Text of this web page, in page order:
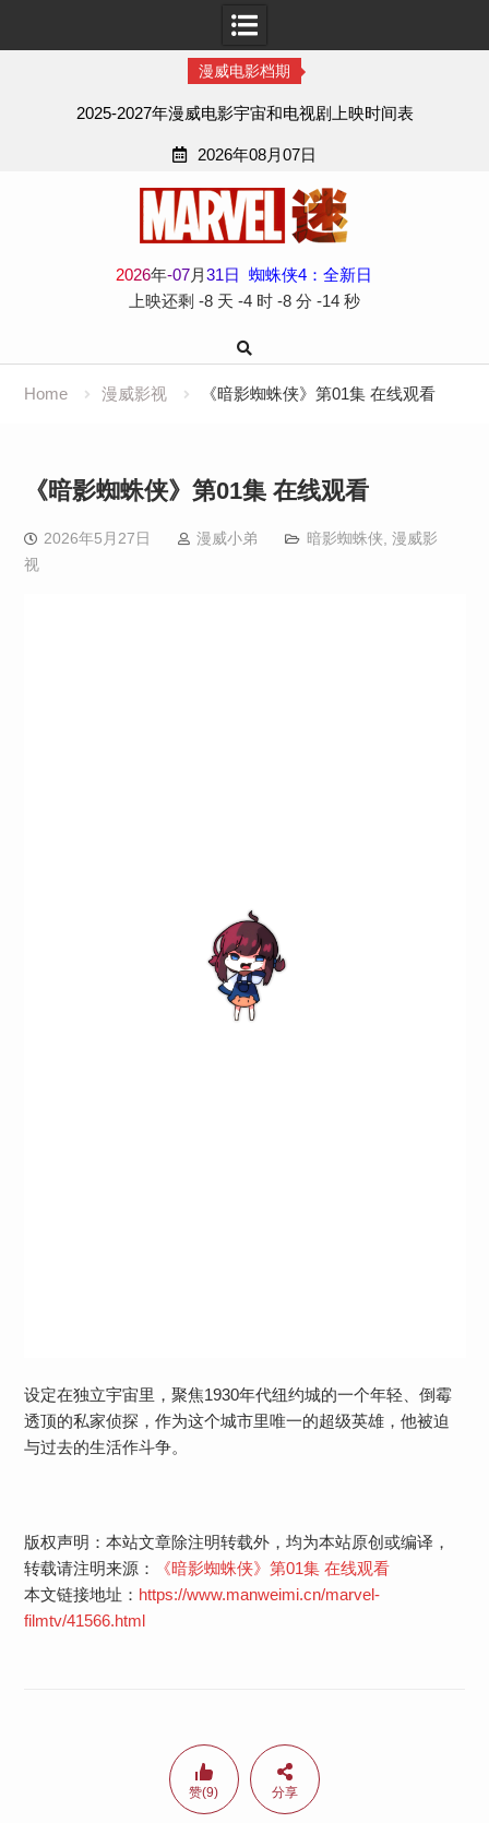
漫威电影档期
2025-2027年漫威电影宇宙和电视剧上映时间表
2026年08月07日
2026年-07月31日
蜘蛛侠4：全新日
上映还剩 -8 天 -4 时 -8 分 -15 秒
Home 漫威影视 《暗影蜘蛛侠》第01集 在线观看
《暗影蜘蛛侠》第01集 在线观看
2026年5月27日 漫威小弟 暗影蜘蛛侠 漫威影
视
设定在独立宇宙里，聚焦1930年代纽约城的一个年轻、倒霉
透顶的私家侦探，作为这个城市里唯一的超级英雄，他被迫
与过去的生活作斗争。
版权声明：本站文章除注明转载外，均为本站原创或编译，
转载请注明来源：
《暗影蜘蛛侠》第01集 在线观看
本文链接地址： https://www.manweimi.cn/marvel-
filmtv/41566.html
赞(9) 分享